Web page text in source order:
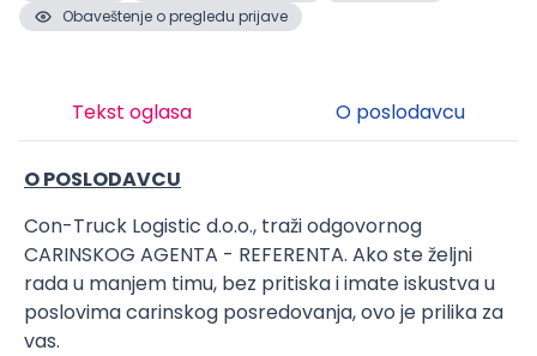
Obaveštenje o pregledu prijave
Tekst oglasa O poslodavcu
O POSLODAVCU
Con-Truck Logistic d.o.o., traži odgovornog
CARINSKOG AGENTA - REFERENTA. Ako ste željni
rada u manjem timu, bez pritiska i imate iskustva u
poslovima carinskog posredovanja, ovo je prilika za
vas.